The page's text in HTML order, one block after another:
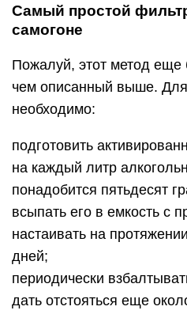
Самый простой
самогоне
Пожалуй, этот метод
чем описанный выше. Для
необходимо:
подготовить
на каждый литр
понадобится пятьдесят
всыпать его в емкость с
настаивать на
дней;
периодически
дать отстояться еще